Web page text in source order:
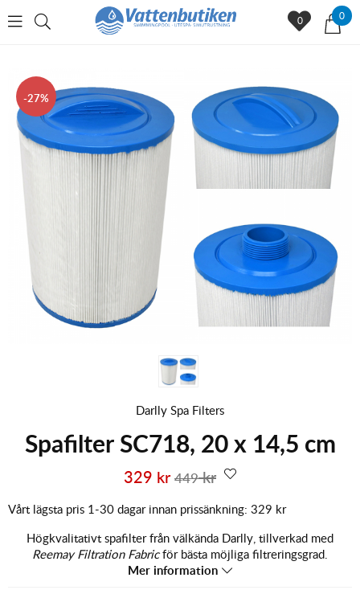
0
0
27
Darlly Spa Filters
Spafilter SC718, 20 x 14,5 cm
449kr
329 kr
Vårt lägsta pris 1-30 dagar innan prissänkning: 329 kr
Högkvalitativt spafilter från välkända Darlly, tillverkad med
Reemay Filtration Fabricför bästa möjliga filtreringsgrad.
Mer information